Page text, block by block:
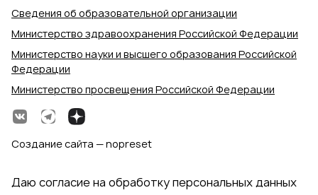
Сведения об образовательной организации
Министерство здравоохранения Российской Федерации
Министерство науки и высшего образования Российской
Федерации
Министерство просвещения Российской Федерации
Создание сайта — nopreset
Даю согласие на обработку персональных данных